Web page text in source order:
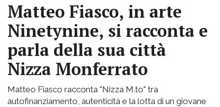
Matteo Fiasco, in arte
Ninetynine, si racconta e
parla della sua città
Nizza Monferrato
Matteo Fiasco racconta "Nizza M.to" tra
autofinanziamento, autenticità e la lotta di un giovane